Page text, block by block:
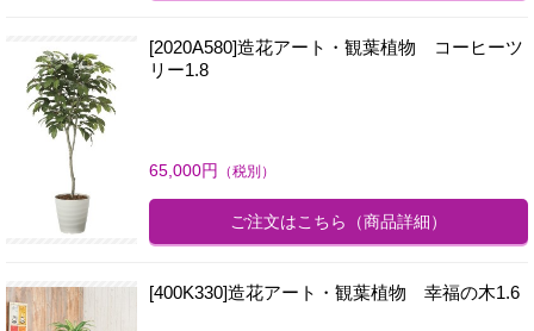
[2020A580]造花アート・観葉植物 コーヒーツ
リー1.8
65,000円 （税別）
ご注文はこちら （商品詳細）
[400K330]造花アート・観葉植物 幸福の木1.6